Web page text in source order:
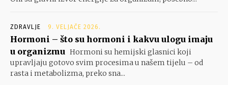
ZDRAVLJE 9. VELJAČE 2026.
Hormoni – što su hormoni i kakvu ulogu imaju
u organizmu Hormoni su hemijski glasnici koji
upravljaju gotovo svim procesima u našem tijelu – od
rasta i metabolizma, preko sna...